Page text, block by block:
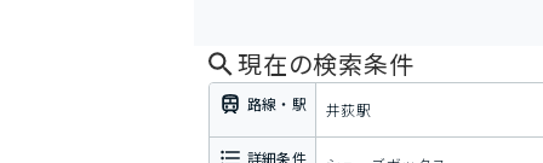
現在の検索条件
路線・駅 井荻駅
詳細条件